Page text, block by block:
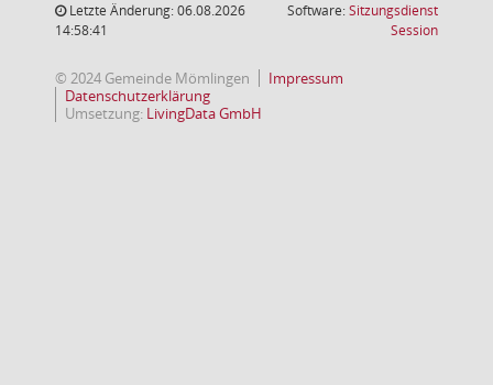
Letzte Änderung: 06.08.2026
14:58:41
Software:Sitzungsdienst
Session(Wird in
© 2024 Gemeinde Mömlingen
Impressum
Datenschutzerklärung
Umsetzung: LivingData GmbH